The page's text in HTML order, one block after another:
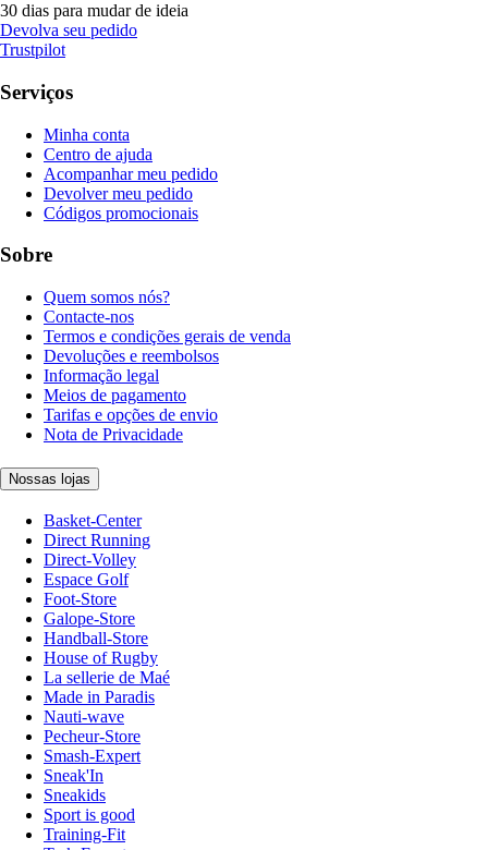
30 dias para mudar de ideia
Devolva seu pedido
Trustpilot
Serviços
Minha conta
Centro de ajuda
Acompanhar meu pedido
Devolver meu pedido
Códigos promocionais
Sobre
Quem somos nós?
Contacte-nos
Termos e condições gerais de venda
Devoluções e reembolsos
Informação legal
Meios de pagamento
Tarifas e opções de envio
Nota de Privacidade
Nossas lojas
Basket-Center
Direct Running
Direct-Volley
Espace Golf
Foot-Store
Galope-Store
Handball-Store
House of Rugby
La sellerie de Maé
Made in Paradis
Nauti-wave
Pecheur-Store
Smash-Expert
Sneak'In
Sneakids
Sport is good
Training-Fit